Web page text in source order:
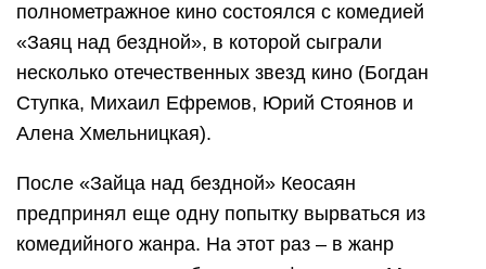
полнометражное кино состоялся с комедией
«Заяц над бездной», в которой сыграли
несколько отечественных звезд кино (Богдан
Ступка, Михаил Ефремов, Юрий Стоянов и
Алена Хмельницкая).
После «Зайца над бездной» Кеосаян
предпринял еще одну попытку вырваться из
комедийного жанра. На этот раз – в жанр